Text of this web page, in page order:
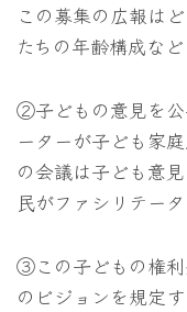
この募集の広報は
たちの年齢構成な
②子どもの意見を公
ーターが子ども家
の会議は子ども意
民がファシリテー
③この子どもの権
のビジョンを規定